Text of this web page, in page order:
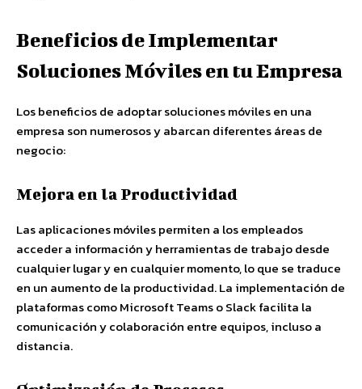
Beneficios de Implementar
Soluciones Móviles en tu Empresa
Los beneficios de adoptar soluciones móviles en una
empresa son numerosos y abarcan diferentes áreas de
negocio:
Mejora en la Productividad
Las aplicaciones móviles permiten a los empleados
acceder a información y herramientas de trabajo desde
cualquier lugar y en cualquier momento, lo que se traduce
en un aumento de la productividad. La implementación de
plataformas como Microsoft Teams o Slack facilita la
comunicación y colaboración entre equipos, incluso a
distancia.